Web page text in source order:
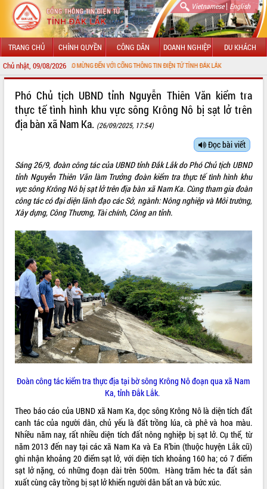
Vietnamese| English
TRANG CHỦ CHÍNH QUYỀN CÔNG DÂN DOANH NGHIỆP DU KHÁCH
Chủ nhật, 09/08/2026
CHÀO MỪNG ĐẾN VỚI CỔNG THÔNG TIN ĐIỆN TỬ TỈNH ĐẮK LẮK
LÃNH ĐẠO UBND TỈNH
SỞ, BAN, NGÀNH
UBND CÁC XÃ, PHƯỜNG
THÔNG TIN CHỈ ĐẠO ĐIỀU HÀNH
HỆ THỐNG VĂN BẢN
VĂN BẢN HĐND TỈNH
ĐIỂM TIN VĂN BẢN
QUY HOẠCH - KẾ HOẠCH
Phó Chủ tịch UBND tỉnh Nguyễn Thiên Văn kiểm tra
thực tế tình hình khu vực sông Krông Nô bị sạt lở trên
địa bàn xã Nam Ka. (26/09/2025, 17:54)
Đọc bài viết
Sáng 26/9, đoàn công tác của UBND tỉnh Đắk Lắk do Phó Chủ tịch UBND
tỉnh Nguyễn Thiên Văn làm Trưởng đoàn kiểm tra thực tế tình hình khu
vực sông Krông Nô bị sạt lở trên địa bàn xã Nam Ka. Cùng tham gia đoàn
công tác có đại diện lãnh đạo các Sở, ngành: Nông nghiệp và Môi trường,
Xây dựng, Công Thương, Tài chính, Công an tỉnh.
Đoàn công tác kiểm tra thực địa tại bờ sông Krông Nô đoạn qua xã Nam
Ka, tỉnh Đắk Lắk.
Theo báo cáo của UBND xã Nam Ka, dọc sông Krông Nô là diện tích đất
canh tác của người dân, chủ yếu là đất trồng lúa, cà phê và hoa màu.
Nhiều năm nay, rất nhiều diện tích đất nông nghiệp bị sạt lở. Cụ thể, từ
năm 2013 đến nay tại các xã Nam Ka và Ea R’bin (thuộc huyện Lắk cũ)
ghi nhận khoảng 20 điểm sạt lở, với diện tích khoảng 160 ha; có 7 điểm
sạt lở nặng, có những đoạn dài trên 500m. Hàng trăm héc ta đất sản
xuất cùng cây trồng bị sạt lở khiến người dân bất an và bức xúc.